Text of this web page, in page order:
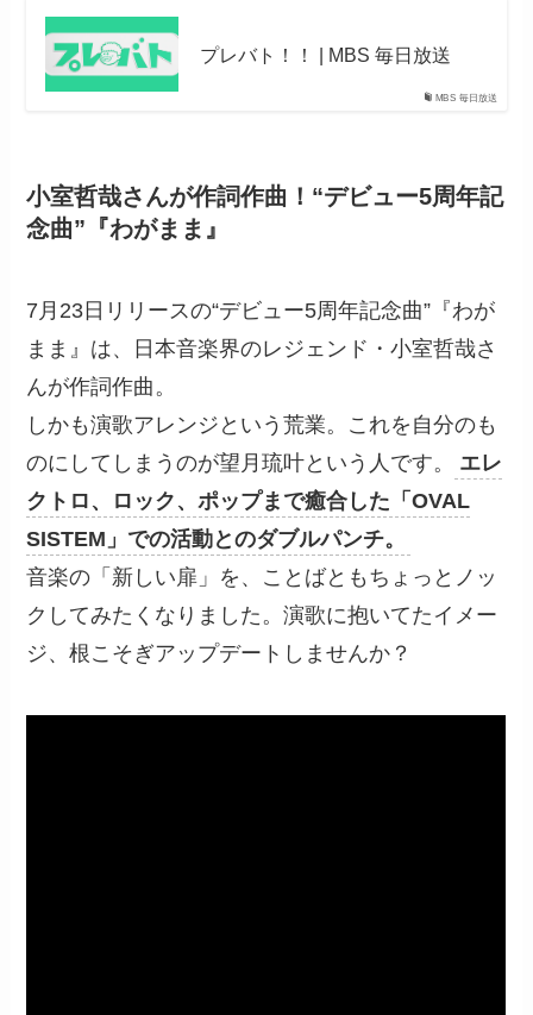
MBS 毎日放送
プレバト！！ | MBS 毎日放送
小室哲哉さんが作詞作曲！“デビュー5周年記
念曲”『わがまま』
7月23日リリースの“デビュー5周年記念曲”『わが
まま』は、日本音楽界のレジェンド・小室哲哉さ
んが作詞作曲。
しかも演歌アレンジという荒業。これを自分のも
のにしてしまうのが望月琉叶という人です。
エレ
クトロ、ロック、ポップまで癒合した「OVAL
SISTEM」での活動とのダブルパンチ。
音楽の「新しい扉」を、ことばともちょっとノッ
クしてみたくなりました。演歌に抱いてたイメー
ジ、根こそぎアップデートしませんか？